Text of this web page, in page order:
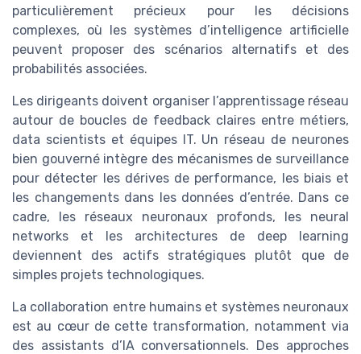
particulièrement précieux pour les décisions
complexes, où les systèmes d’intelligence artificielle
peuvent proposer des scénarios alternatifs et des
probabilités associées.
Les dirigeants doivent organiser l’apprentissage réseau
autour de boucles de feedback claires entre métiers,
data scientists et équipes IT. Un réseau de neurones
bien gouverné intègre des mécanismes de surveillance
pour détecter les dérives de performance, les biais et
les changements dans les données d’entrée. Dans ce
cadre, les réseaux neuronaux profonds, les neural
networks et les architectures de deep learning
deviennent des actifs stratégiques plutôt que de
simples projets technologiques.
La collaboration entre humains et systèmes neuronaux
est au cœur de cette transformation, notamment via
des assistants d’IA conversationnels. Des approches